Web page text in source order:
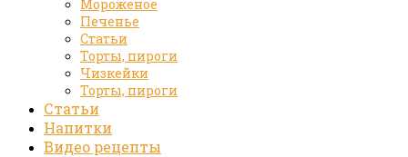
Мороженое
Печенье
Статьи
Торты, пироги
Чизкейки
Торты, пироги
Статьи
Напитки
Видео рецепты